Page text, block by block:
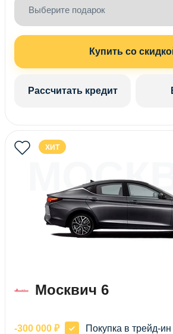
Выберите подарок
Купить со
Рассчитать кредит
ХИТ
6
Москвич 6
-300 000 ₽
Покупка в трейд-ин